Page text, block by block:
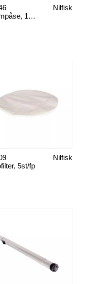
Dammpåse, 10st/fp
Nilfisk
5st/fp
Nilfisk